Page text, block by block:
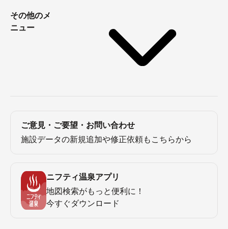
その他のメ
ニュー
ご意見・ご要望・お問い合わせ
施設データの新規追加や修正依頼もこちらから
ニフティ温泉アプリ
地図検索がもっと便利に！
今すぐダウンロード